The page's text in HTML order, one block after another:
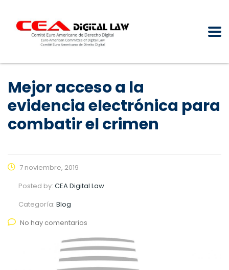
Mejor acceso a la
evidencia electrónica para
combatir el crimen
7 noviembre, 2019
Posted by: CEA Digital Law
Categoría: Blog
No hay comentarios